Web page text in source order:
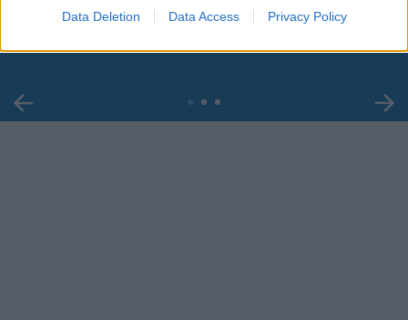
Data Deletion Data Access Privacy Policy
in ospedale. Le dichiarazioni ai giornalisti